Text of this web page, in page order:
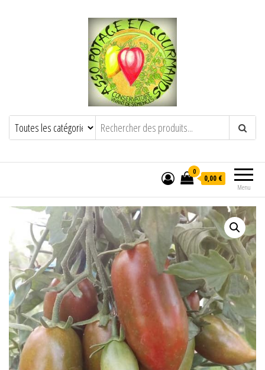
POTAGE ET GOURMANDSSemence paysanne naturelle
——————————————-
Menu
0
0,00 €